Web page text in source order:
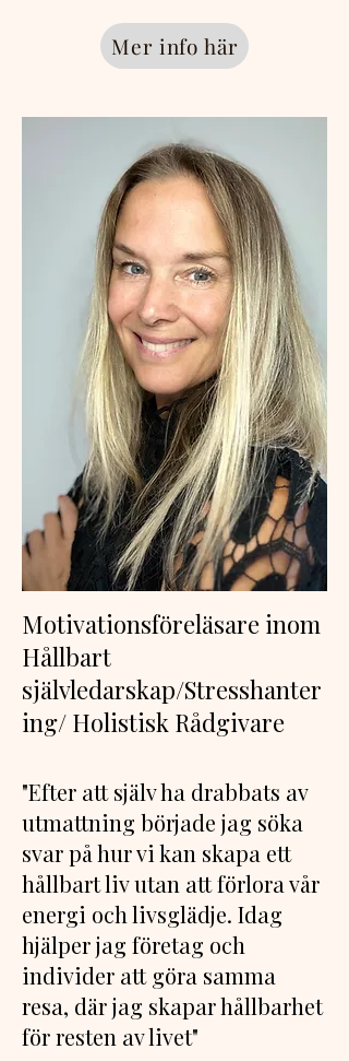
Motivationsföreläsare inom
Hållbart
självledarskap/Stresshanter
ing/ Holistisk Rådgivare
"Efter att själv ha drabbats av
utmattning började jag söka
svar på hur vi kan skapa ett
hållbart liv utan att förlora vår
energi och livsglädje. Idag
hjälper jag företag och
individer att göra samma
resa, där jag skapar hållbarhet
för resten av livet"​
Mer info här